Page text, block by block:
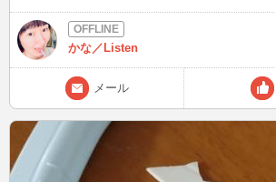
でも行く価値ある大人気銭湯ですが… 皆さんは日だまりの泉 萩の湯
行ったことありますか？ 次は12/29(金)22時半頃～ 1年の疲れを、温
泉か銭湯で癒してくださいね♪
かな／Listen
メール